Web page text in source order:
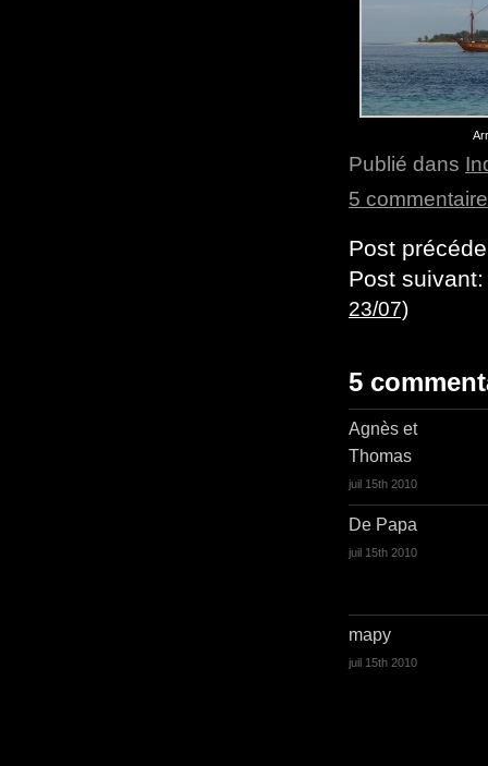
Publié dans
5
Post
Post
23/07)
5
Agnès et
Thomas
juil 15th 2010
De Papa
juil 15th 2010
mapy
juil 15th 2010